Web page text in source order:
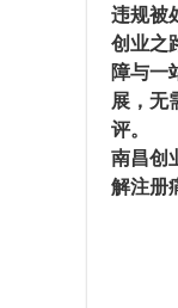
违规被
创业之
障与一
展，无
评。
南昌创
解注册